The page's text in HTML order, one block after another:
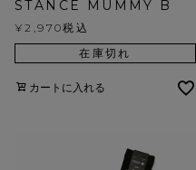
STANCE MUMMY B
¥ 2,970税込
在庫切れ
カートに入れる